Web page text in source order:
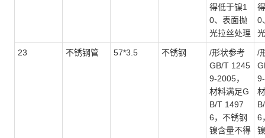
得低于镍1
0、表面抛
光拉丝处理
0
23 不锈钢管 57*3.5 不锈钢
/形状参考
GB/T 1245
9-2005，
材料满足G
B/T 1497
6，不锈钢
镍含量不得
/
6